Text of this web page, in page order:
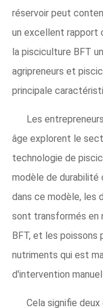
réservoir peut
un excellent rapport
la pisciculture BFT
agripreneurs et
principale
Les
âge explorent le
technologie de
modèle de durabilité
dans ce modèle, les
sont transformés en
BFT, et les poissons
nutriments qui est
d'intervention
Cela signifie